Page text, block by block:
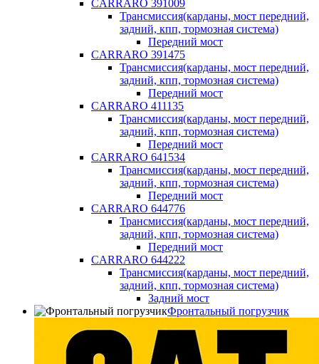
CARRARO 391009
Трансмиссия(карданы, мост передний,
задний, кпп, тормозная система)
Передний мост
CARRARO 391475
Трансмиссия(карданы, мост передний,
задний, кпп, тормозная система)
Передний мост
CARRARO 411135
Трансмиссия(карданы, мост передний,
задний, кпп, тормозная система)
Передний мост
CARRARO 641534
Трансмиссия(карданы, мост передний,
задний, кпп, тормозная система)
Передний мост
CARRARO 644776
Трансмиссия(карданы, мост передний,
задний, кпп, тормозная система)
Передний мост
CARRARO 644222
Трансмиссия(карданы, мост передний,
задний, кпп, тормозная система)
Задний мост
Фронтальный погрузчик